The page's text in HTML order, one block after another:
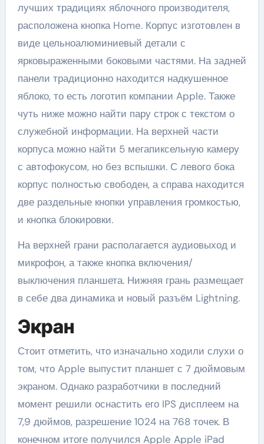
лучших традициях яблочного производителя,
расположена кнопка Home. Корпус изготовлен в
виде цельноалюминиевый детали с
ярковыраженными боковыми частями. На задней
панели традиционно находится надкушенное
яблоко, то есть логотип компании Apple. Также
чуть ниже можно найти пару строк с текстом о
служебной информации. На верхней части
корпуса можно найти 5 мегапиксельную камеру
с автофокусом, но без вспышки. С левого бока
корпус полностью свободен, а справа находится
две раздельные кнопки управления громкостью,
и кнопка блокировки.
На верхней грани располагается аудиовыход и
микрофон, а также кнопка включения/
выключения планшета. Нижняя грань размещает
в себе два динамика и новый разъём Lightning.
Экран
Стоит отметить, что изначально ходили слухи о
том, что Apple выпустит планшет с 7 дюймовым
экраном. Однако разработчики в последний
момент решили оснастить его IPS дисплеем на
7,9 дюймов, разрешение 1024 на 768 точек. В
конечном итоге получился Apple Apple iPad